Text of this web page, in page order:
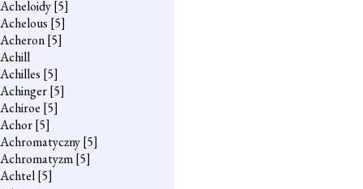
Acheloidy[5]
Achelous [5]
Acheron[5]
Achill
Achilles [5]
Achinger[5]
Achiroe [5]
Achor[5]
Achromatyczny[5]
Achromatyzm[5]
Achtel[5]